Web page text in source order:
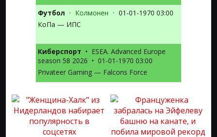
Футбол • Колмонен • 01-01-1970 03:00
КоПа — ИПС
Киберспорт • ESEA. Advanced Europe
season 58 2026 • 01-01-1970 03:00
Privateer Gaming — Falcons Force